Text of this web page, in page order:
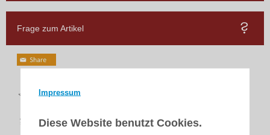
Impressum
Diese Website benutzt Cookies.
Frage zum Artikel
Bewertungen
Lieferung